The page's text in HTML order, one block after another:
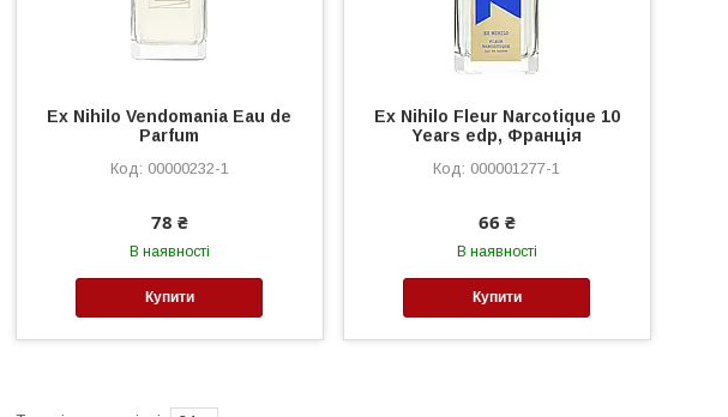
Ex Nihilo Vendomania Eau de
Parfum
00000232-1
78 ₴
В наявності
Купити
Ex Nihilo Fleur Narcotique 10
Years edp, Франція
000001277-1
66 ₴
В наявності
Купити